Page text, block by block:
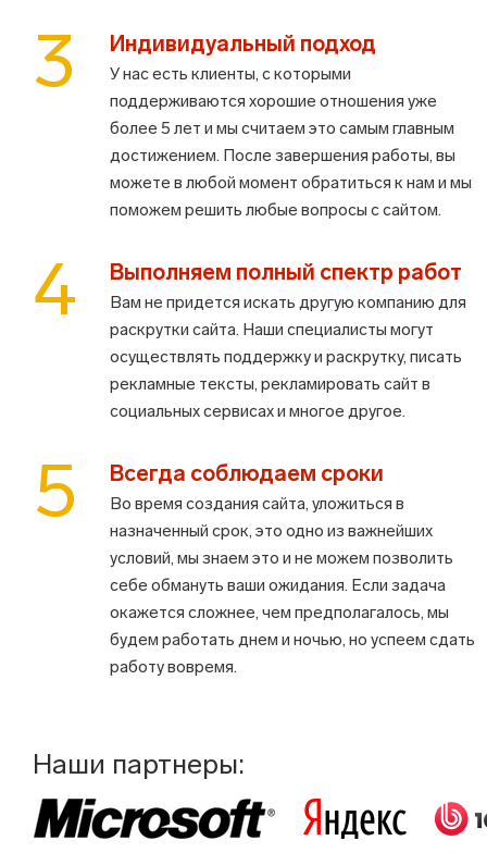
3 Индивидуальный подход
У нас есть клиенты, с которыми
поддерживаются хорошие отношения уже
более 5 лет и мы считаем это самым главным
достижением. После завершения работы, вы
можете в любой момент обратиться к нам и мы
поможем решить любые вопросы с сайтом.
4 Выполняем полный спектр работ
Вам не придется искать другую компанию для
раскрутки сайта. Наши специалисты могут
осуществлять поддержку и раскрутку, писать
рекламные тексты, рекламировать сайт в
социальных сервисах и многое другое.
5 Всегда соблюдаем сроки
Во время создания сайта, уложиться в
назначенный срок, это одно из важнейших
условий, мы знаем это и не можем позволить
себе обмануть ваши ожидания. Если задача
окажется сложнее, чем предполагалось, мы
будем работать днем и ночью, но успеем сдать
работу вовремя.
Наши партнеры: